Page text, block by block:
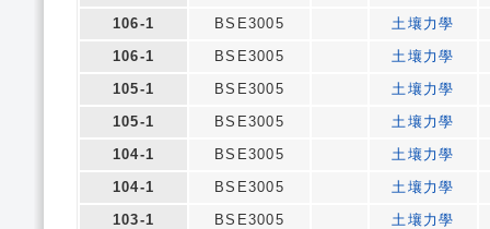
106-1
BSE3005
土壤力學
106-1
BSE3005
土壤力學
105-1
BSE3005
土壤力學
105-1
BSE3005
土壤力學
104-1
BSE3005
土壤力學
104-1
BSE3005
土壤力學
103-1
BSE3005
土壤力學